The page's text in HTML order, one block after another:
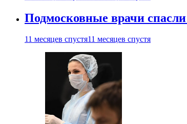
Подмосковные врачи
11 месяцев спустя11 месяцев спустя